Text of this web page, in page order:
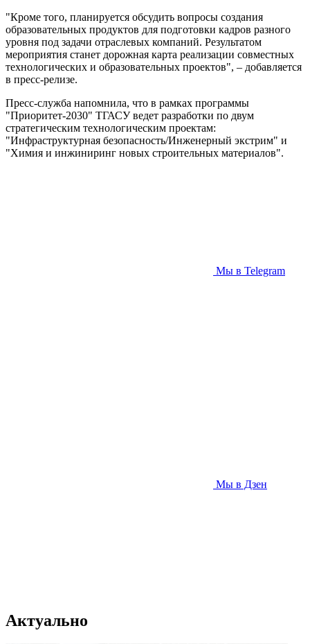
"Кроме того, планируется обсудить вопросы создания
образовательных продуктов для подготовки кадров разного
уровня под задачи отраслевых компаний. Результатом
мероприятия станет дорожная карта реализации совместных
технологических и образовательных проектов", – добавляется
в пресс-релизе.
Пресс-служба напомнила, что в рамках программы
"Приоритет-2030" ТГАСУ ведет разработки по двум
стратегическим технологическим проектам:
"Инфраструктурная безопасность/Инженерный экстрим" и
"Химия и инжиниринг новых строительных материалов".
Мы в Telegram
Мы в Дзен
Актуально